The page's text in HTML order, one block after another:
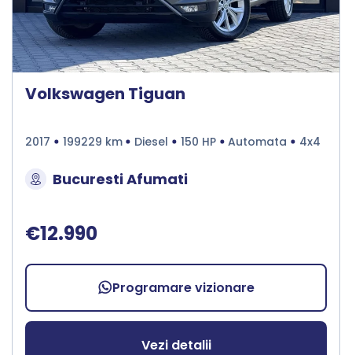
Volkswagen Tiguan
2017 199229 km Diesel 150 HP Automata 4x4
Bucuresti Afumati
€12.990
Programare vizionare
Vezi detalii